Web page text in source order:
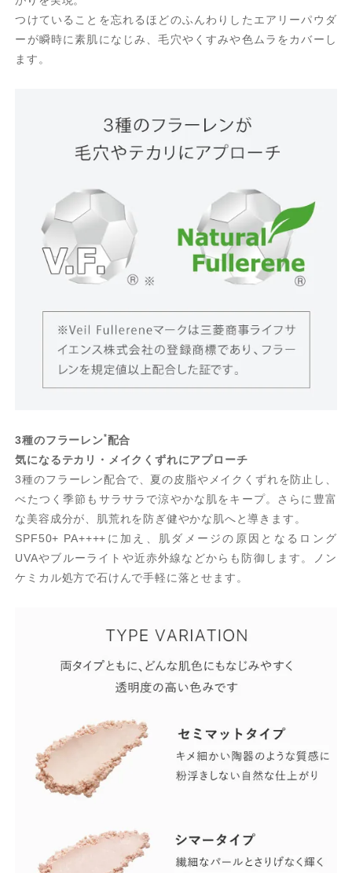
つけていることを忘れるほどのふんわりしたエアリーパウダ
ーが瞬時に素肌になじみ、毛穴やくすみや色ムラをカバーし
ます。
3種のフラーレン*配合
気になるテカリ・メイクくずれにアプローチ
3種のフラーレン配合で、夏の皮脂やメイクくずれを防止し、
べたつく季節もサラサラで涼やかな肌をキープ。さらに豊富
な美容成分が、肌荒れを防ぎ健やかな肌へと導きます。
SPF50+ PA++++に加え、肌ダメージの原因となるロング
UVAやブルーライトや近赤外線などからも防御します。ノン
ケミカル処方で石けんで手軽に落とせます。